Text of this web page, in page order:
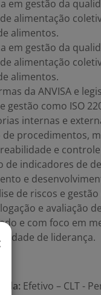
em gestão da
alimentação
alimentos.
em gestão da
alimentação
alimentos.
da ANVISA e
como ISO
internas e
procedimentos,
e
de indicadores de
e
de riscos e gestão
e avaliação
e com foco em
de liderança.
Efetivo – CLT -